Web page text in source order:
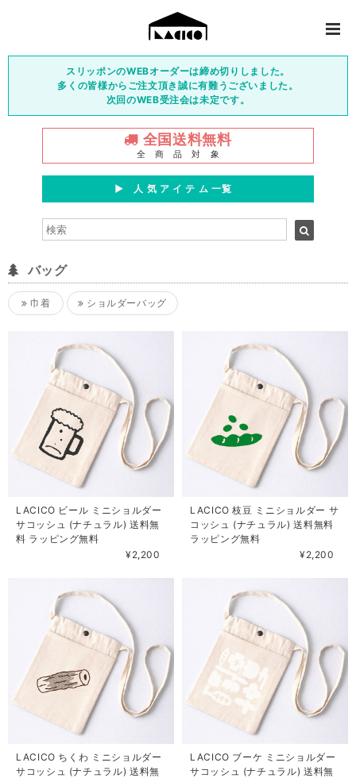
スリッポンのWEBオーダーは締め切りしました。
多くの皆様からご注文頂き誠に有難うございました。
次回のWEB受注会は未定です。
全国送料無料
全 商 品 対 象
▶︎ 人 気 ア イ テ ム 一覧
バッグ
巾着 ショルダーバッグ
LACICO ビール ミニショルダー
サコッシュ (ナチュラル) 送料無
料 ラッピング無料
¥2,200
LACICO 枝豆 ミニショルダー サ
コッシュ (ナチュラル) 送料無料
ラッピング無料
¥2,200
LACICO ちくわ ミニショルダー
サコッシュ (ナチュラル) 送料無
LACICO ブーケ ミニショルダー
サコッシュ (ナチュラル) 送料無